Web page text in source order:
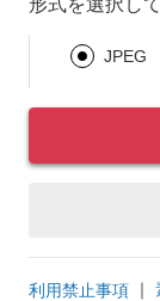
JPEG
利用禁止事項 ｜